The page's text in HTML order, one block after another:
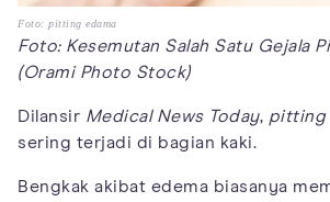
Foto: pitting edama
Foto: Kesemutan Salah Satu Gejala
(Orami Photo Stock)
Dilansir Medical News Today, pitting
sering terjadi di bagian kaki.
Bengkak akibat edema biasanya